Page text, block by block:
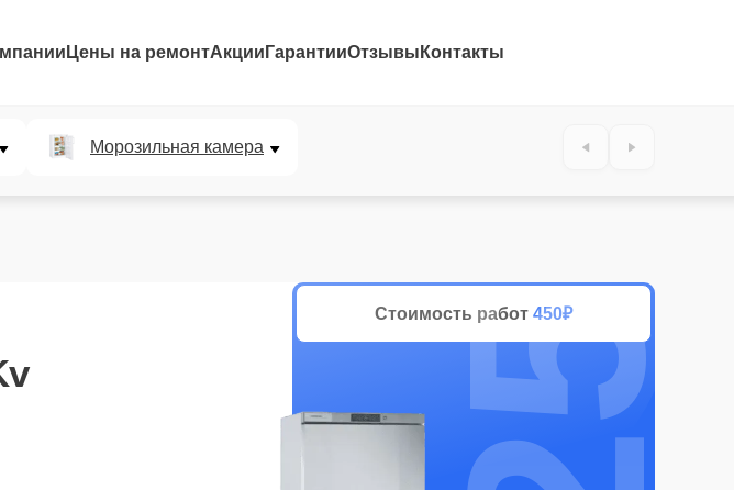
Цены на ремонтАкции ГарантииОтзывы Контакты
Морозильная камера
Стоимость работ 450₽
25%